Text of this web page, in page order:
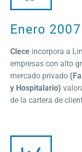
Enero 2007
Clece incorpora a
empresas con alto
mercado privado
y Hospitalario)
de la cartera de